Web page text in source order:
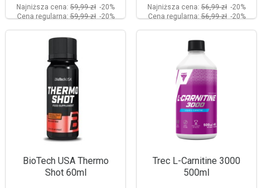
Najniższa cena: 59,99 zł -20%
Cena regularna:59,99 zł -20%
Najniższa cena: 56,99 zł -20%
Cena regularna:56,99 zł -20%
BioTech USA Thermo
Shot 60ml
Trec L-Carnitine 3000
500ml